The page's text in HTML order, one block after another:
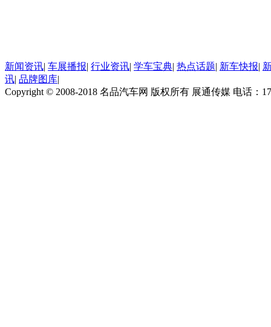
新闻资讯| 车展播报| 行业资讯| 学车宝典| 热点话题| 新车快报|
讯| 品牌图库|
Copyright © 2008-2018 名品汽车网 版权所有 展通传媒 电话：